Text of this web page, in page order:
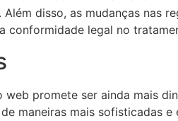
disso, as mudanças nas
conformidade legal no
promete ser ainda mais
maneiras mais sofisticadas